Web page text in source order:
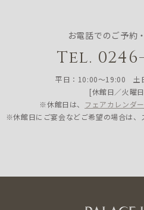
お電話でのご予約
Tel.
平日：10:00〜19:00 土
[休館日／火曜
※休館日は、 フェアカレンダー
※休館日にご宴会などご希望の場合は、